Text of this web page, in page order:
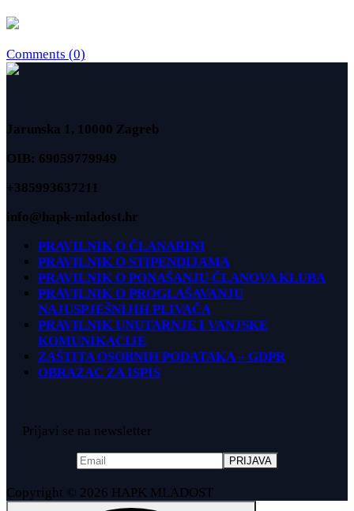
Comments (0)
Jarunska 1, 10000 Zagreb
OIB: 69059779949
+385993637211
info@hapk-mladost.hr
PRAVILNIK O ČLANARINI
PRAVILNIK O STIPENDIJAMA
PRAVILNIK O PONAŠANJU ČLANOVA KLUBA
PRAVILNIK O PROGLAŠAVANJU
NAJUSPJEŠNIJIH PLIVAČA
PRAVILNIK UNUTARNJE I VANJSKE
KOMUNIKACIJE
ZAŠTITA OSOBNIH PODATAKA – GDPR
OBRAZAC ZA ISPIS
Prijavi se na newsletter
Copyright © 2026 HAPK MLADOST